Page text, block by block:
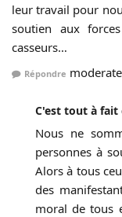
leur travail pour
soutien aux
casseurs…
Répondre
C'est tout à fait
Nous ne
personnes à
Alors à tous
des
moral de tous